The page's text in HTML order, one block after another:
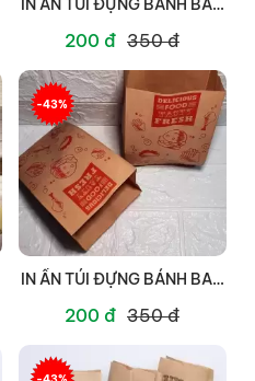
200 đ 350 đ
-43%
IN ẤN TÚI ĐỰNG BÁNH BAO
200 đ 350 đ